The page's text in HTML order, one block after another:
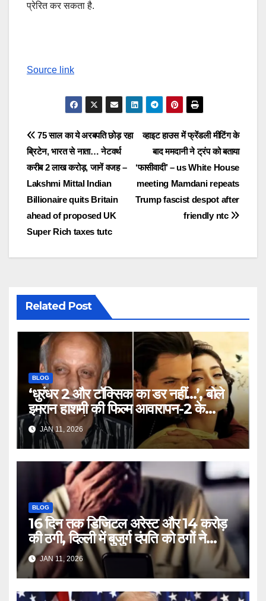
प्रेरित कर सकता है.
Source link
Post
navigation
व्हाइट हाउस में फ्रेंडली मीटिंग के
बाद ममदानी ने ट्रंप को बताया
‘फासीवादी’ – us White House
meeting Mamdani repeats
Trump fascist despot after
friendly ntc
75 साल का ये अरबपति छोड़ रहा
ब्रिटेन, भारत से नाता… नेटवर्थ
करीब 2 लाख करोड़, जानें वजह –
Lakshmi Mittal Indian
Billionaire quits Britain
ahead of proposed UK
Super Rich taxes tutc
Related Post
BLOG
‘धुरंधर 2 और टॉक्सिक का डर नहीं…’, बोले
इमरान हाशमी की फिल्म आवारापन-2 के
प्रोड्यूसर मुकेश भट्ट – Mukesh
Bhatt on Emraan Hashmi
Awarapan 2 delay release
date tmovg
JAN 11, 2026
BLOG
16 दिन तक डिजिटल अरेस्ट और 14 करोड़
की ठगी, दिल्ली में बुजुर्ग दंपति को ठगों ने
लगाया चूना – Delhi Cyber Fraud
elderly couple digital arrest
duped crores ntc rttm
JAN 11, 2026